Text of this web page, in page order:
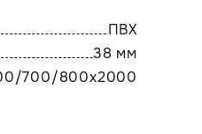
ПВХ
38 мм
700/800х2000